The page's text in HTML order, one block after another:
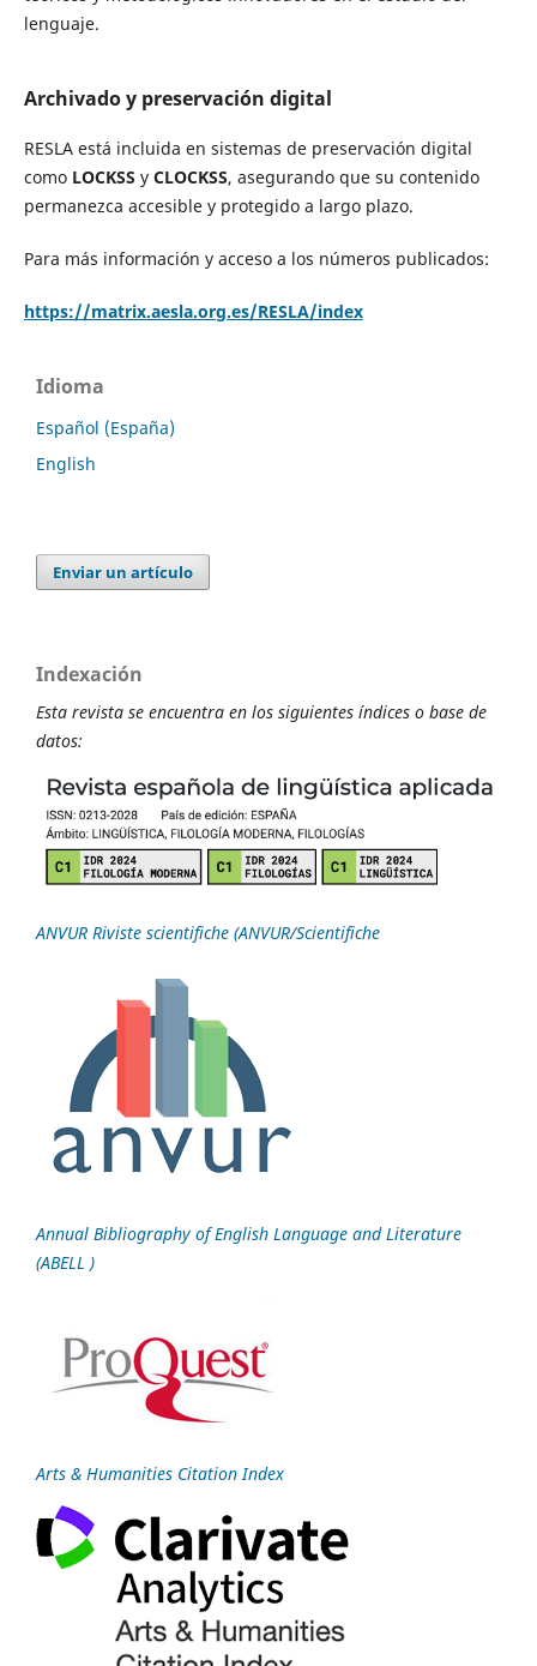
lenguaje.
Archivado y preservación digital
RESLA está incluida en sistemas de preservación digital
como LOCKSS y CLOCKSS, asegurando que su contenido
permanezca accesible y protegido a largo plazo.
Para más información y acceso a los números publicados:
https://matrix.aesla.org.es/RESLA/index
Idioma
Español (España)
English
Enviar un artículo
Indexación
Esta revista se encuentra en los siguientes índices o base de
datos:
ANVUR Riviste scientifiche (ANVUR/Scientifiche
Annual Bibliography of English Language and Literature
(ABELL )
Arts & Humanities Citation Index